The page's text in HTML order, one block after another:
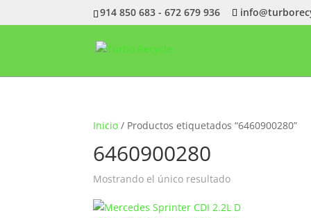
914 850 683 - 672 679 936
Inicio / Productos etiquetados “6460900280”
6460900280
Mostrando el único resultado